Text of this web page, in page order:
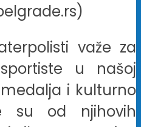
važe za
u našoj
i kulturno
su od njihovih